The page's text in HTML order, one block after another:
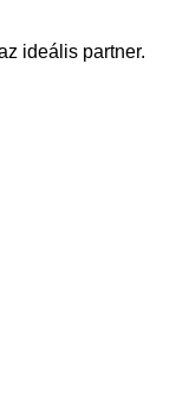
ideális partner.